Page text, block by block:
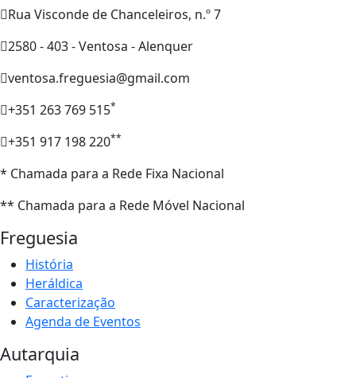
Rua Visconde de Chanceleiros, n.º 7
2580 - 403 - Ventosa - Alenquer
ventosa.freguesia@gmail.com
+351 263 769 515*
+351 917 198 220**
* Chamada para a Rede Fixa Nacional
** Chamada para a Rede Móvel Nacional
Freguesia
História
Heráldica
Caracterização
Agenda de Eventos
Autarquia